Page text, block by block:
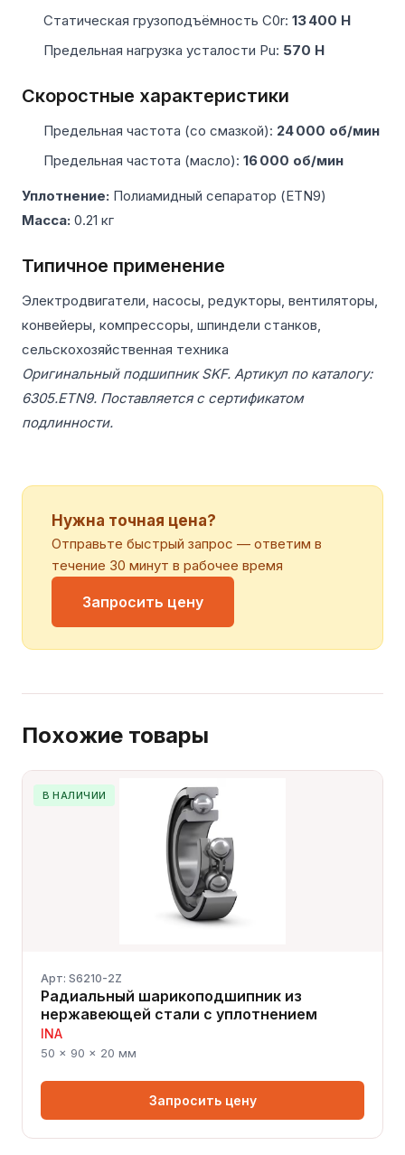
Статическая грузоподъёмность C0r: 13 400 Н
Предельная нагрузка усталости Pu: 570 Н
Скоростные характеристики
Предельная частота (со смазкой): 24 000 об/мин
Предельная частота (масло): 16 000 об/мин
Уплотнение: Полиамидный сепаратор (ETN9)
Масса: 0.21 кг
Типичное применение
Электродвигатели, насосы, редукторы, вентиляторы,
конвейеры, компрессоры, шпиндели станков,
сельскохозяйственная техника
Оригинальный подшипник SKF. Артикул по каталогу:
6305.ETN9. Поставляется с сертификатом
подлинности.
Нужна точная цена?
Отправьте быстрый запрос — ответим в
течение 30 минут в рабочее время
Запросить цену
Похожие товары
В НАЛИЧИИ
Арт: S6210-2Z
Радиальный шарикоподшипник из
нержавеющей стали с уплотнением
INA
50 × 90 × 20 мм
Запросить цену